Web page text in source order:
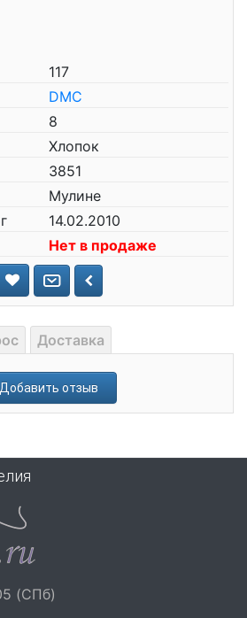
117
DMC
8
Хлопок
3851
Мулине
14.02.2010
Нет в продаже
Доставка
Добавить отзыв
(СПб)